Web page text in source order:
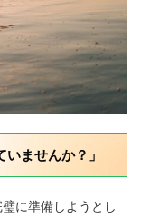
ませんか？」
に準備しようとし